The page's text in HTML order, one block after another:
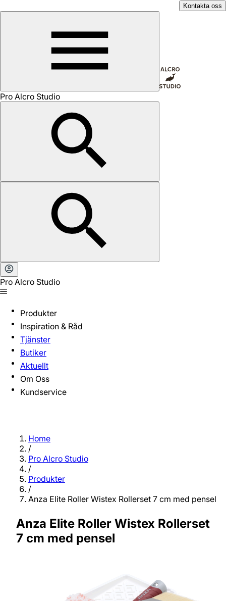
Kontakta oss
Pro Alcro Studio
Pro Alcro Studio
Produkter
Inspiration & Råd
Tjänster
Butiker
Aktuellt
Om Oss
Kundservice
Home
/
Pro Alcro Studio
/
Produkter
/
Anza Elite Roller Wistex Rollerset 7 cm med pensel
Anza Elite Roller Wistex Rollerset
7 cm med pensel